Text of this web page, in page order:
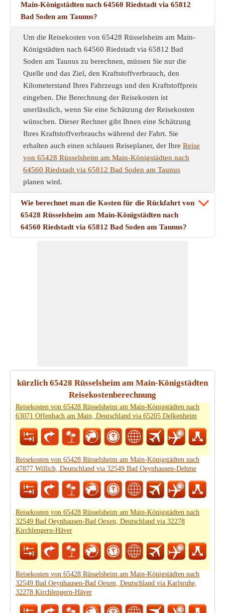
Main-Königstädten nach 64560 Riedstadt via 65812
Bad Soden am Taunus?
Um die Reisekosten von 65428 Rüsselsheim am Main-
Königstädten nach 64560 Riedstadt via 65812 Bad
Soden am Taunus zu berechnen, müssen Sie nur die
Quelle und das Ziel, den Kraftstoffverbrauch, den
Kilometerstand Ihres Fahrzeugs und den Kraftstoffpreis
eingeben. Die Berechnung der Reisekosten ist
unerlässlich, wenn Sie eine Schätzung der Reisekosten
wünschen. Dieser Rechner gibt Ihnen eine Schätzung
Ihres Kraftstoffverbrauchs während der Fahrt. Sie
erhalten auch einen schlauen Reiseplaner, der Ihre Reise
von 65428 Rüsselsheim am Main-Königstädten nach
64560 Riedstadt via 65812 Bad Soden am Taunus
planen wird.
Wie berechnet man die Kosten für die Rückfahrt von
65428 Rüsselsheim am Main-Königstädten nach
64560 Riedstadt via 65812 Bad Soden am Taunus?
kürzlich 65428 Rüsselsheim am Main-Königstädten
Reisekostenberechnung
Reisekosten von 65428 Rüsselsheim am Main-Königstädten nach
63071 Offenbach am Main, Deutschland via 65205 Delkenheim
Reisekosten von 65428 Rüsselsheim am Main-Königstädten nach
47877 Willich, Deutschland via 32549 Bad Oeynhausen-Dehme
Reisekosten von 65428 Rüsselsheim am Main-Königstädten nach
32549 Bad Oeynhausen-Bad Oexen, Deutschland via 32278
Kirchlengern-Häver
Reisekosten von 65428 Rüsselsheim am Main-Königstädten nach
32549 Bad Oeynhausen-Bad Oexen, Deutschland via Karlsruhe,
32278 Kirchlengern-Häver